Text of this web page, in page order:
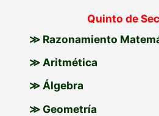
Quinto de
≫ Razonamiento
≫ Aritmética
≫ Álgebra
≫ Geometría